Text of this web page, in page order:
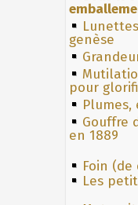
genèse
pour
Plumes,
Gouffre
en 1889
Foin
Les